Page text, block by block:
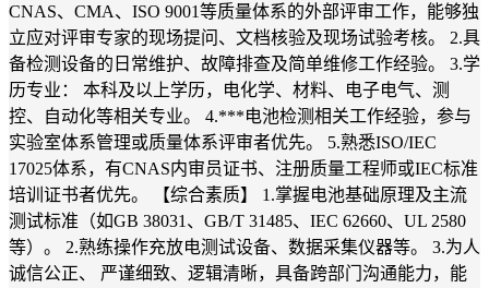
CNAS、CMA、ISO 9001等质量体系的外部评审工作，能够独
立应对评审专家的现场提问、文档核验及现场试验考核。 2.具
备检测设备的日常维护、故障排查及简单维修工作经验。 3.学
历专业： 本科及以上学历，电化学、材料、电子电气、测
控、自动化等相关专业。 4.***电池检测相关工作经验，参与
实验室体系管理或质量体系评审者优先。 5.熟悉ISO/IEC
17025体系，有CNAS内审员证书、注册质量工程师或IEC标准
培训证书者优先。 【综合素质】 1.掌握电池基础原理及主流
测试标准（如GB 38031、GB/T 31485、IEC 62660、UL 2580
等）。 2.熟练操作充放电测试设备、数据采集仪器等。 3.为人
诚信公正、 严谨细致、逻辑清晰，具备跨部门沟通能力，能